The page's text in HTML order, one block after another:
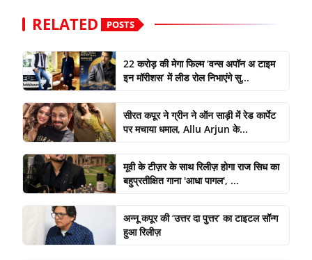
RELATED POSTS
22 करोड़ की मेगा फिल्म ‘वन्स अपॉन अ टाइम
इन मॉरीशस’ में लीड रोल निभाएंगे सु...
सीरत कपूर ने ग्रीन ने ऑन साड़ी में रेड कार्पेट
पर मचाया धमाल, Allu Arjun के...
मूवी के टीज़र के साथ रिलीज़ होगा राज सिध का
बहुप्रतीक्षित गाना 'आधा पागल', ...
अन्नू कपूर की ‘उत्तर दा पुत्तर’ का टाइटल सॉन्ग
हुआ रिलीज़